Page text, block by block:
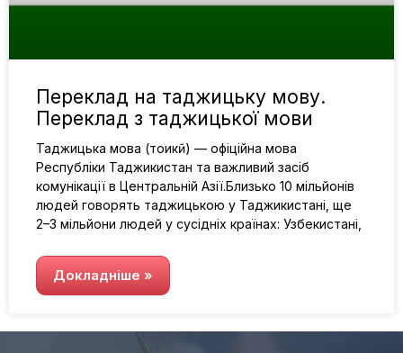
Переклад на таджицьку мову.
Переклад з таджицької мови
Таджицька мова (тоҷикӣ) — офіційна мова
Республіки Таджикистан та важливий засіб
комунікації в Центральній Азії.Близько 10 мільйонів
людей говорять таджицькою у Таджикистані, ще
2–3 мільйони людей у сусідніх країнах: Узбекистані,
Докладніше »